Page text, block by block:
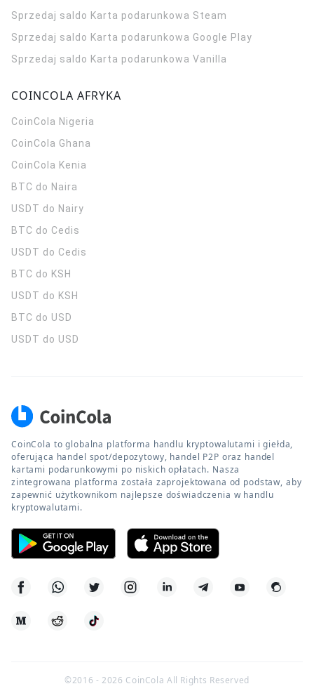
Sprzedaj saldo Karta podarunkowa Steam
Sprzedaj saldo Karta podarunkowa Google Play
Sprzedaj saldo Karta podarunkowa Vanilla
COINCOLA AFRYKA
CoinCola Nigeria
CoinCola Ghana
CoinCola Kenia
BTC do Naira
USDT do Nairy
BTC do Cedis
USDT do Cedis
BTC do KSH
USDT do KSH
BTC do USD
USDT do USD
CoinCola to globalna platforma handlu kryptowalutami i giełda,
oferująca handel spot/depozytowy, handel P2P oraz handel
kartami podarunkowymi po niskich opłatach. Nasza
zintegrowana platforma została zaprojektowana od podstaw, aby
zapewnić użytkownikom najlepsze doświadczenia w handlu
kryptowalutami.
©2016 -2026 CoinCola All Rights Reserved